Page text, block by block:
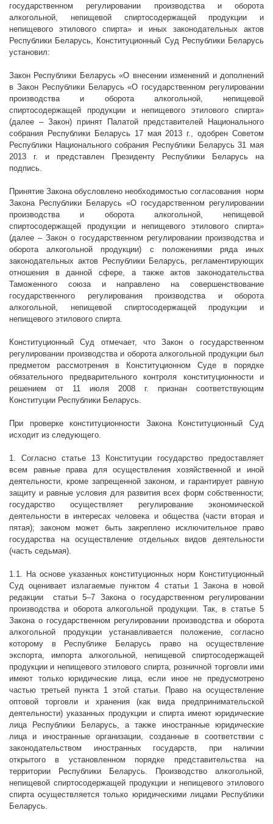
государственном регулировании производства и оборота
алкогольной, непищевой спиртосодержащей продукции и
непищевого этилового спирта» и иных законодательных актов
Республики Беларусь, Конституционный Суд Республики Беларусь
установил:
Закон Республики Беларусь «О внесении изменений и дополнений
в Закон Республики Беларусь «О государственном регулировании
производства и оборота алкогольной, непищевой
спиртосодержащей продукции и непищевого этилового спирта»
(далее – Закон) принят Палатой представителей Национального
собрания Республики Беларусь 17 мая2013 г., одобрен Советом
Республики Национального собрания Республики Беларусь 31 мая
2013 г. и представлен Президенту Республики Беларусь на
подпись.
Принятие Закона обусловлено необходимостью согласования норм
Закона Республики Беларусь «О государственном регулировании
производства и оборота алкогольной, непищевой
спиртосодержащей продукции и непищевого этилового спирта»
(далее – Закон о государственном регулировании производства и
оборота алкогольной продукции) с положениями ряда иных
законодательных актов Республики Беларусь, регламентирующих
отношения в данной сфере, а также актов законодательства
Таможенного союза и направлено на совершенствование
государственного регулирования производства и оборота
алкогольной, непищевой спиртосодержащей продукции и
непищевого этилового спирта.
Конституционный Суд отмечает, что Закон о государственном
регулировании производства и оборота алкогольной продукции был
предметом рассмотрения в Конституционном Суде в порядке
обязательного предварительного контроля конституционности и
решением от 11 июля 2008 г. признан соответствующим
Конституции Республики Беларусь.
При проверке конституционности Закона Конституционный Суд
исходит из следующего.
1. Согласно статье 13 Конституции государство предоставляет
всем равные права для осуществления хозяйственной и иной
деятельности, кроме запрещенной законом, и гарантирует равную
защиту и равные условия для развития всех форм собственности;
государство осуществляет регулирование экономической
деятельности в интересах человека и общества (части вторая и
пятая); законом может быть закреплено исключительное право
государства на осуществление отдельных видов деятельности
(часть седьмая).
1.1. На основе указанных конституционных норм Конституционный
Суд оценивает излагаемые пунктом 4 статьи 1 Закона в новой
редакции
статьи 5–7 Закона о государственном регулировании
производства и оборота алкогольной продукции. Так, в статье 5
Закона о государственном регулировании производства и оборота
алкогольной продукции устанавливается положение, согласно
которому в Республике Беларусь право на осуществление
экспорта, импорта алкогольной, непищевой спиртосодержащей
продукции и непищевого этилового спирта, розничной торговли ими
имеют только юридические лица, если иное не предусмотрено
частью третьей пункта 1 этой статьи. Право на осуществление
оптовой торговли и хранения (как вида предпринимательской
деятельности) указанных продукции и спирта имеют юридические
лица Республики Беларусь, а также иностранные юридические
лица и иностранные организации, созданные в соответствии с
законодательством иностранных государств, при наличии
открытого в установленном порядке представительства на
территории Республики Беларусь. Производство алкогольной,
непищевой спиртосодержащей продукции и непищевого этилового
спирта осуществляется только юридическими лицами Республики
Беларусь.